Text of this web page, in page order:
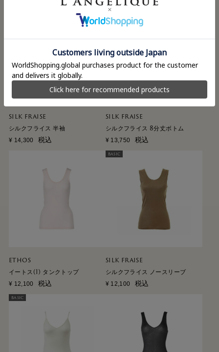
SILK FRAISE
シルクフライス 半袖
¥ 14,300 税込
BASIC
SILK FRAISE
シルクフライス 8分丈ボトム
¥ 13,750 税込
ETHOS
イートス(I) タンクトップ
¥ 12,100 税込
BASIC
SILK FRAISE
シルクフライス ノースリーブ
¥ 12,100 税込
BASIC